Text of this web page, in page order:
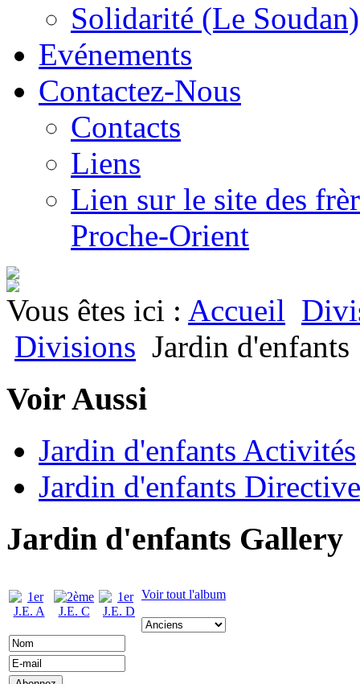
Solidarité (Le Soudan)
Evénements
Contactez-Nous
Contacts
Liens
Lien sur le site des
Proche-Orient
Vous êtes ici : Accueil
Divisions Jardin d'enfants
Voir Aussi
Jardin d'enfants Activités
Jardin d'enfants
Jardin d'enfants Gallery
Voir tout l'album